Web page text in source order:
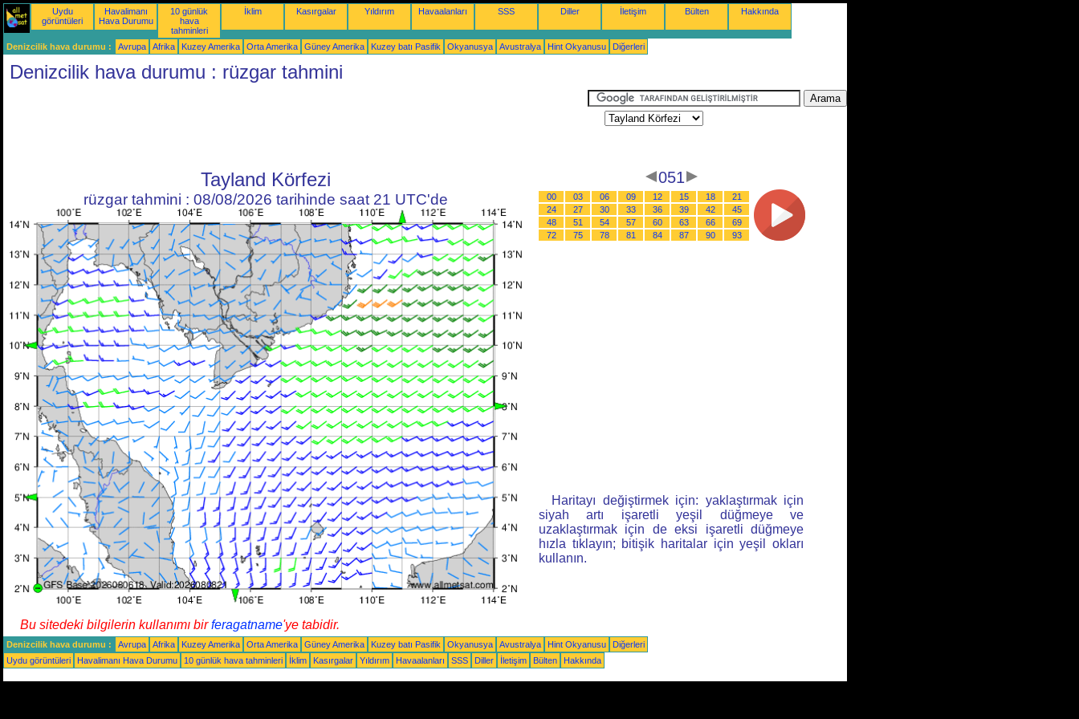
Uydu
görüntüleri
Havalimanı
Hava Durumu
10 günlük
hava
tahminleri
İklim Kasırgalar Yıldırım Havaalanları SSS Diller İletişim Bülten Hakkında
Denizcilik hava durumu : Avrupa Afrika Kuzey Amerika Orta Amerika Güney Amerika Kuzey batı Pasifik Okyanusya Avustralya Hint Okyanusu Diğerleri
Denizcilik hava durumu : rüzgar tahmini
Tayland Körfezi
rüzgar tahmini : 08/08/2026 tarihinde saat 21 UTC'de
051
00 03 06 09 12 15 18
21
24
27 30 33 36 39 42
45
48
51 54 57 60 63 66
69
72
75 78 81 84 87 90 93
Haritayı değiştirmek için: yaklaştırmak için
siyah artı işaretli yeşil düğmeye ve
uzaklaştırmak için de eksi işaretli düğmeye
hızla tıklayın; bitişik haritalar için yeşil okları
kullanın.
Bu sitedeki bilgilerin kullanımı birferagatname'ye tabidir.
Denizcilik hava durumu : Avrupa Afrika Kuzey Amerika Orta Amerika Güney Amerika Kuzey batı Pasifik Okyanusya Avustralya Hint Okyanusu
Diğerleri
Uydu görüntüleri
Havalimanı Hava Durumu 10 günlük hava tahminleri İklim Kasırgalar Yıldırım Havaalanları SSS Diller İletişim Bülten Hakkında